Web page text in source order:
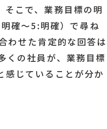
そこで、業務目標の明
確〜5:明確）で尋ね
わせた肯定的な回答は
くの社員が、業務目標
感じていることが分か